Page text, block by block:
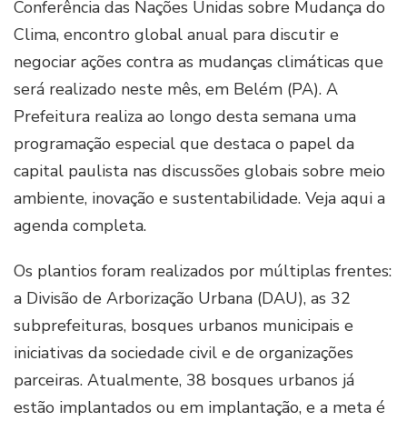
Conferência das Nações Unidas sobre Mudança do
Clima, encontro global anual para discutir e
negociar ações contra as mudanças climáticas que
será realizado neste mês, em Belém (PA). A
Prefeitura realiza ao longo desta semana uma
programação especial que destaca o papel da
capital paulista nas discussões globais sobre meio
ambiente, inovação e sustentabilidade. Veja aqui a
agenda completa.
Os plantios foram realizados por múltiplas frentes:
a Divisão de Arborização Urbana (DAU), as 32
subprefeituras, bosques urbanos municipais e
iniciativas da sociedade civil e de organizações
parceiras. Atualmente, 38 bosques urbanos já
estão implantados ou em implantação, e a meta é